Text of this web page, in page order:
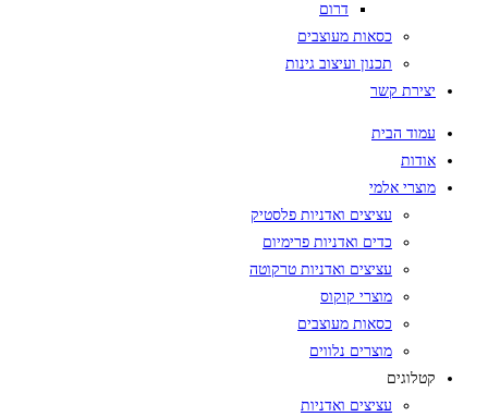
דרום
כסאות מעוצבים
תכנון ועיצוב גינות
יצירת קשר
עמוד הבית
אודות
מוצרי אלמי
עציצים ואדניות פלסטיק
כדים ואדניות פרימיום
עציצים ואדניות טרקוטה
מוצרי קוקוס
כסאות מעוצבים
מוצרים נלווים
קטלוגים
עציצים ואדניות